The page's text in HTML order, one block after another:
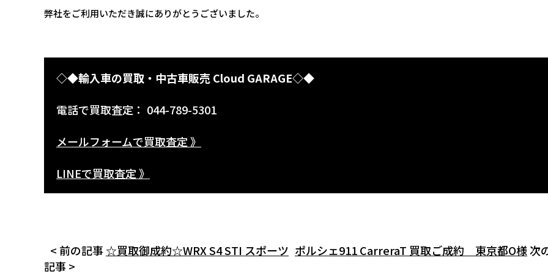
弊社をご利用いただき誠にありがとうございました。
◇◆輸入車の買取・中古車販売 Cloud GARAGE◇◆
電話で買取査定： 044-789-5301
メールフォームで買取査定 》
LINEで買取査定 》
< 前の記事☆買取御成約☆WRX S4 STI スポーツ ポルシェ911 CarreraT 買取ご成約 東京都O様次
記事 >